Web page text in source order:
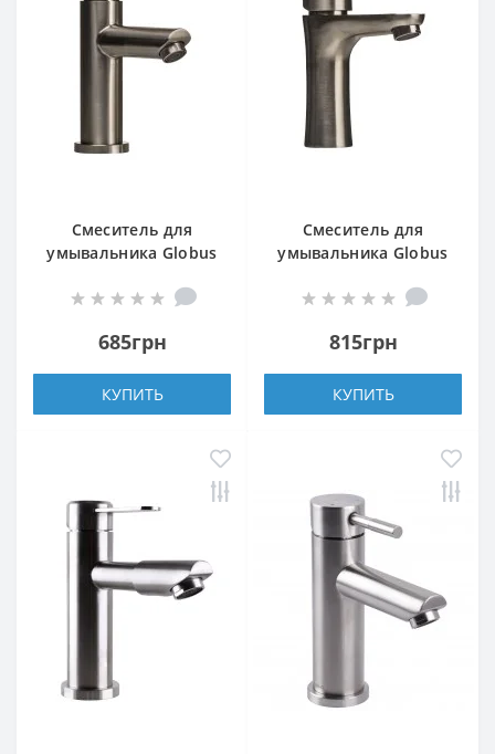
Смеситель для
умывальника Globus
685грн
КУПИТЬ
Смеситель для
умывальника Globus
815грн
КУПИТЬ